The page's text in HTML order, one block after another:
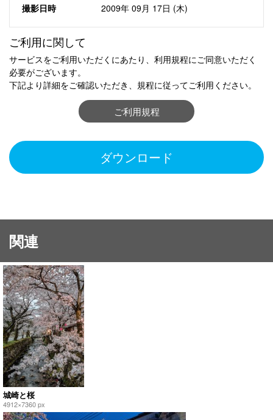
撮影日時
2009年 09月 17日 (木)
ご利用に関して
サービスをご利用いただくにあたり、利用規程にご同意いただく
必要がございます。
下記より詳細をご確認いただき、規程に従ってご利用ください。
ご利用規程
ダウンロード
関連
城崎と桜
4912×7360 px